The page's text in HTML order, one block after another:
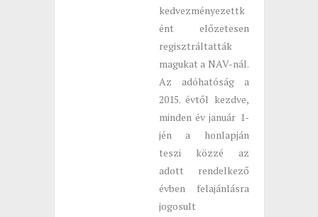
kedvezményezettk
ént előzetesen
regisztráltatták
magukat a NAV-nál.
Az adóhatóság a
2015. évtől kezdve,
minden év január 1-
jén a honlapján
teszi közzé az
adott rendelkező
évben felajánlásra
jogosult